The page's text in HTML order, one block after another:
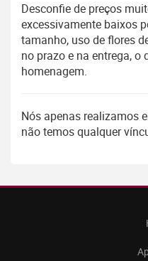
Desconfie de preços
excessivamente baixos
tamanho, uso de flores
no prazo e na entrega, o
homenagem.
Nós apenas realizamos
não temos qualquer